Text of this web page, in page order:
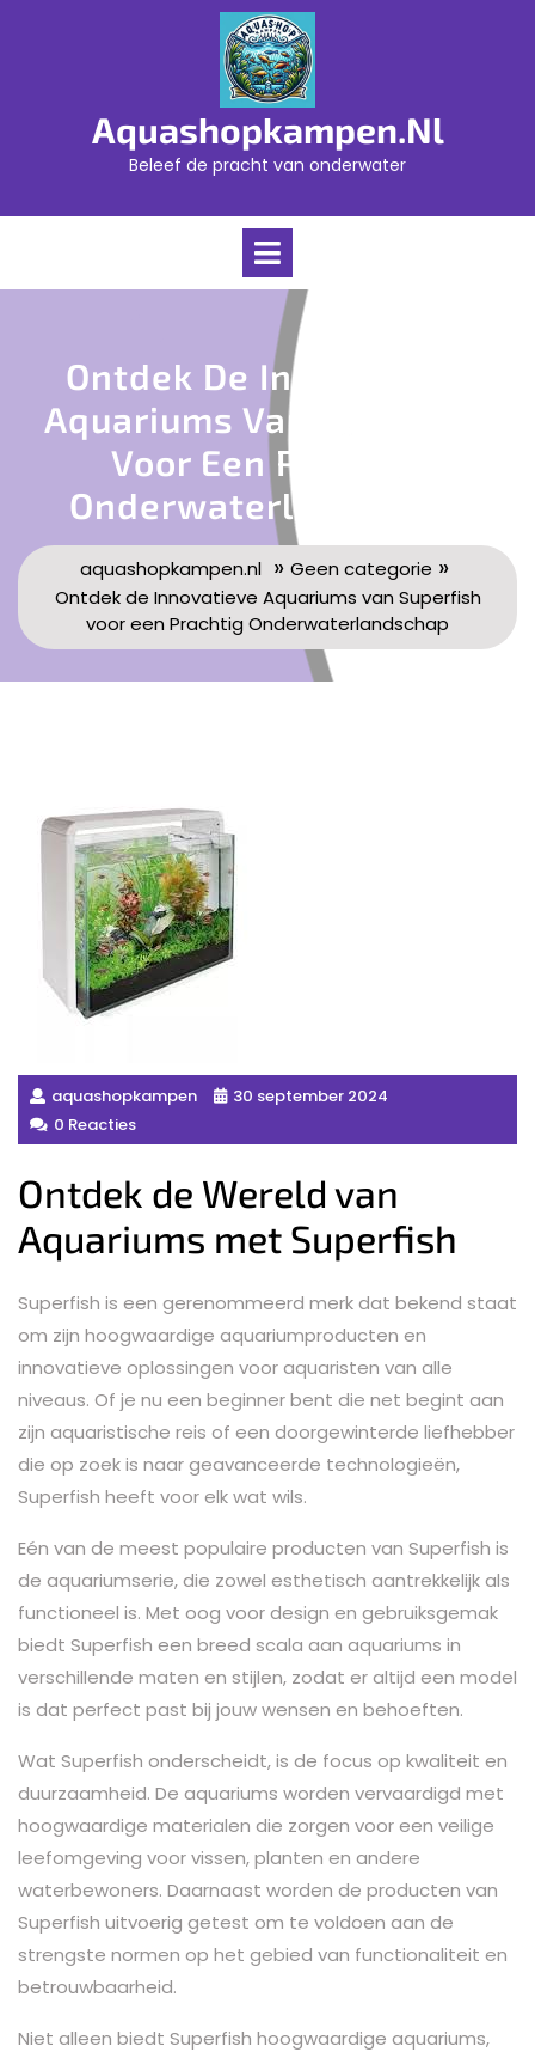
Aquashopkampen.nl
Beleef de pracht van onderwater
Open
Ontdek De Innovatieve
Aquariums Van Superfish
Voor Een Prachtig
Onderwaterlandschap
aquashopkampen.nl » Geen categorie »
Ontdek de Innovatieve Aquariums van Superfish
voor een Prachtig Onderwaterlandschap
aquashopkampen
30 september 2024
0 Reacties
Ontdek de Wereld van
Aquariums met Superfish
Superfish is een gerenommeerd merk dat bekend staat
om zijn hoogwaardige aquariumproducten en
innovatieve oplossingen voor aquaristen van alle
niveaus. Of je nu een beginner bent die net begint aan
zijn aquaristische reis of een doorgewinterde liefhebber
die op zoek is naar geavanceerde technologieën,
Superfish heeft voor elk wat wils.
Eén van de meest populaire producten van Superfish is
de aquariumserie, die zowel esthetisch aantrekkelijk als
functioneel is. Met oog voor design en gebruiksgemak
biedt Superfish een breed scala aan aquariums in
verschillende maten en stijlen, zodat er altijd een model
is dat perfect past bij jouw wensen en behoeften.
Wat Superfish onderscheidt, is de focus op kwaliteit en
duurzaamheid. De aquariums worden vervaardigd met
hoogwaardige materialen die zorgen voor een veilige
leefomgeving voor vissen, planten en andere
waterbewoners. Daarnaast worden de producten van
Superfish uitvoerig getest om te voldoen aan de
strengste normen op het gebied van functionaliteit en
betrouwbaarheid.
Niet alleen biedt Superfish hoogwaardige aquariums,